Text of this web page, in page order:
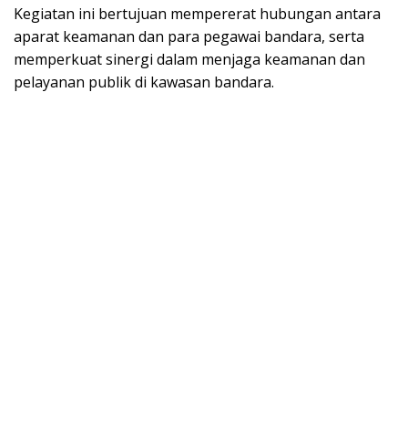
Kegiatan ini bertujuan mempererat hubungan antara
aparat keamanan dan para pegawai bandara, serta
memperkuat sinergi dalam menjaga keamanan dan
pelayanan publik di kawasan bandara.